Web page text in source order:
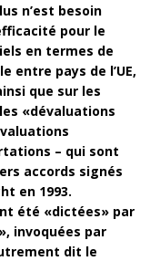
n’est besoin
pour le
en termes de
entre pays de l’UE,
que sur les
«dévaluations
– qui sont
accords signés
en 1993.
été «dictées» par
invoquées par
dit le